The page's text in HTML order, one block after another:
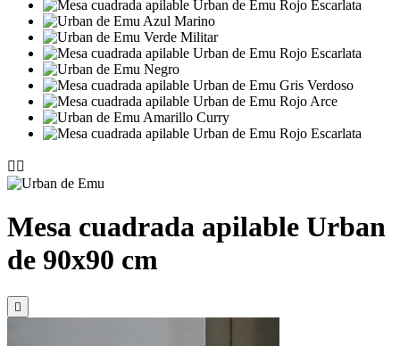
 
Mesa cuadrada apilable Urban
de 90x90 cm
